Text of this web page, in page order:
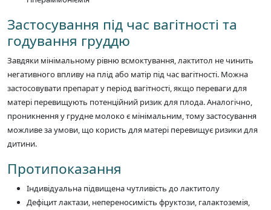
Застосування під час вагітності та
годування груддю
Завдяки мінімальному рівню всмоктування, лактитол не чинить
негативного впливу на плід або матір під час вагітності. Можна
застосовувати препарат у період вагітності, якщо переваги для
матері перевищують потенційний ризик для плода. Аналогічно,
проникнення у грудне молоко є мінімальним, тому застосування
можливе за умови, що користь для матері перевищує ризики для
дитини.
Протипоказання
Індивідуальна підвищена чутливість до лактитолу
Дефіцит лактази, непереносимість фруктози, галактоземія,